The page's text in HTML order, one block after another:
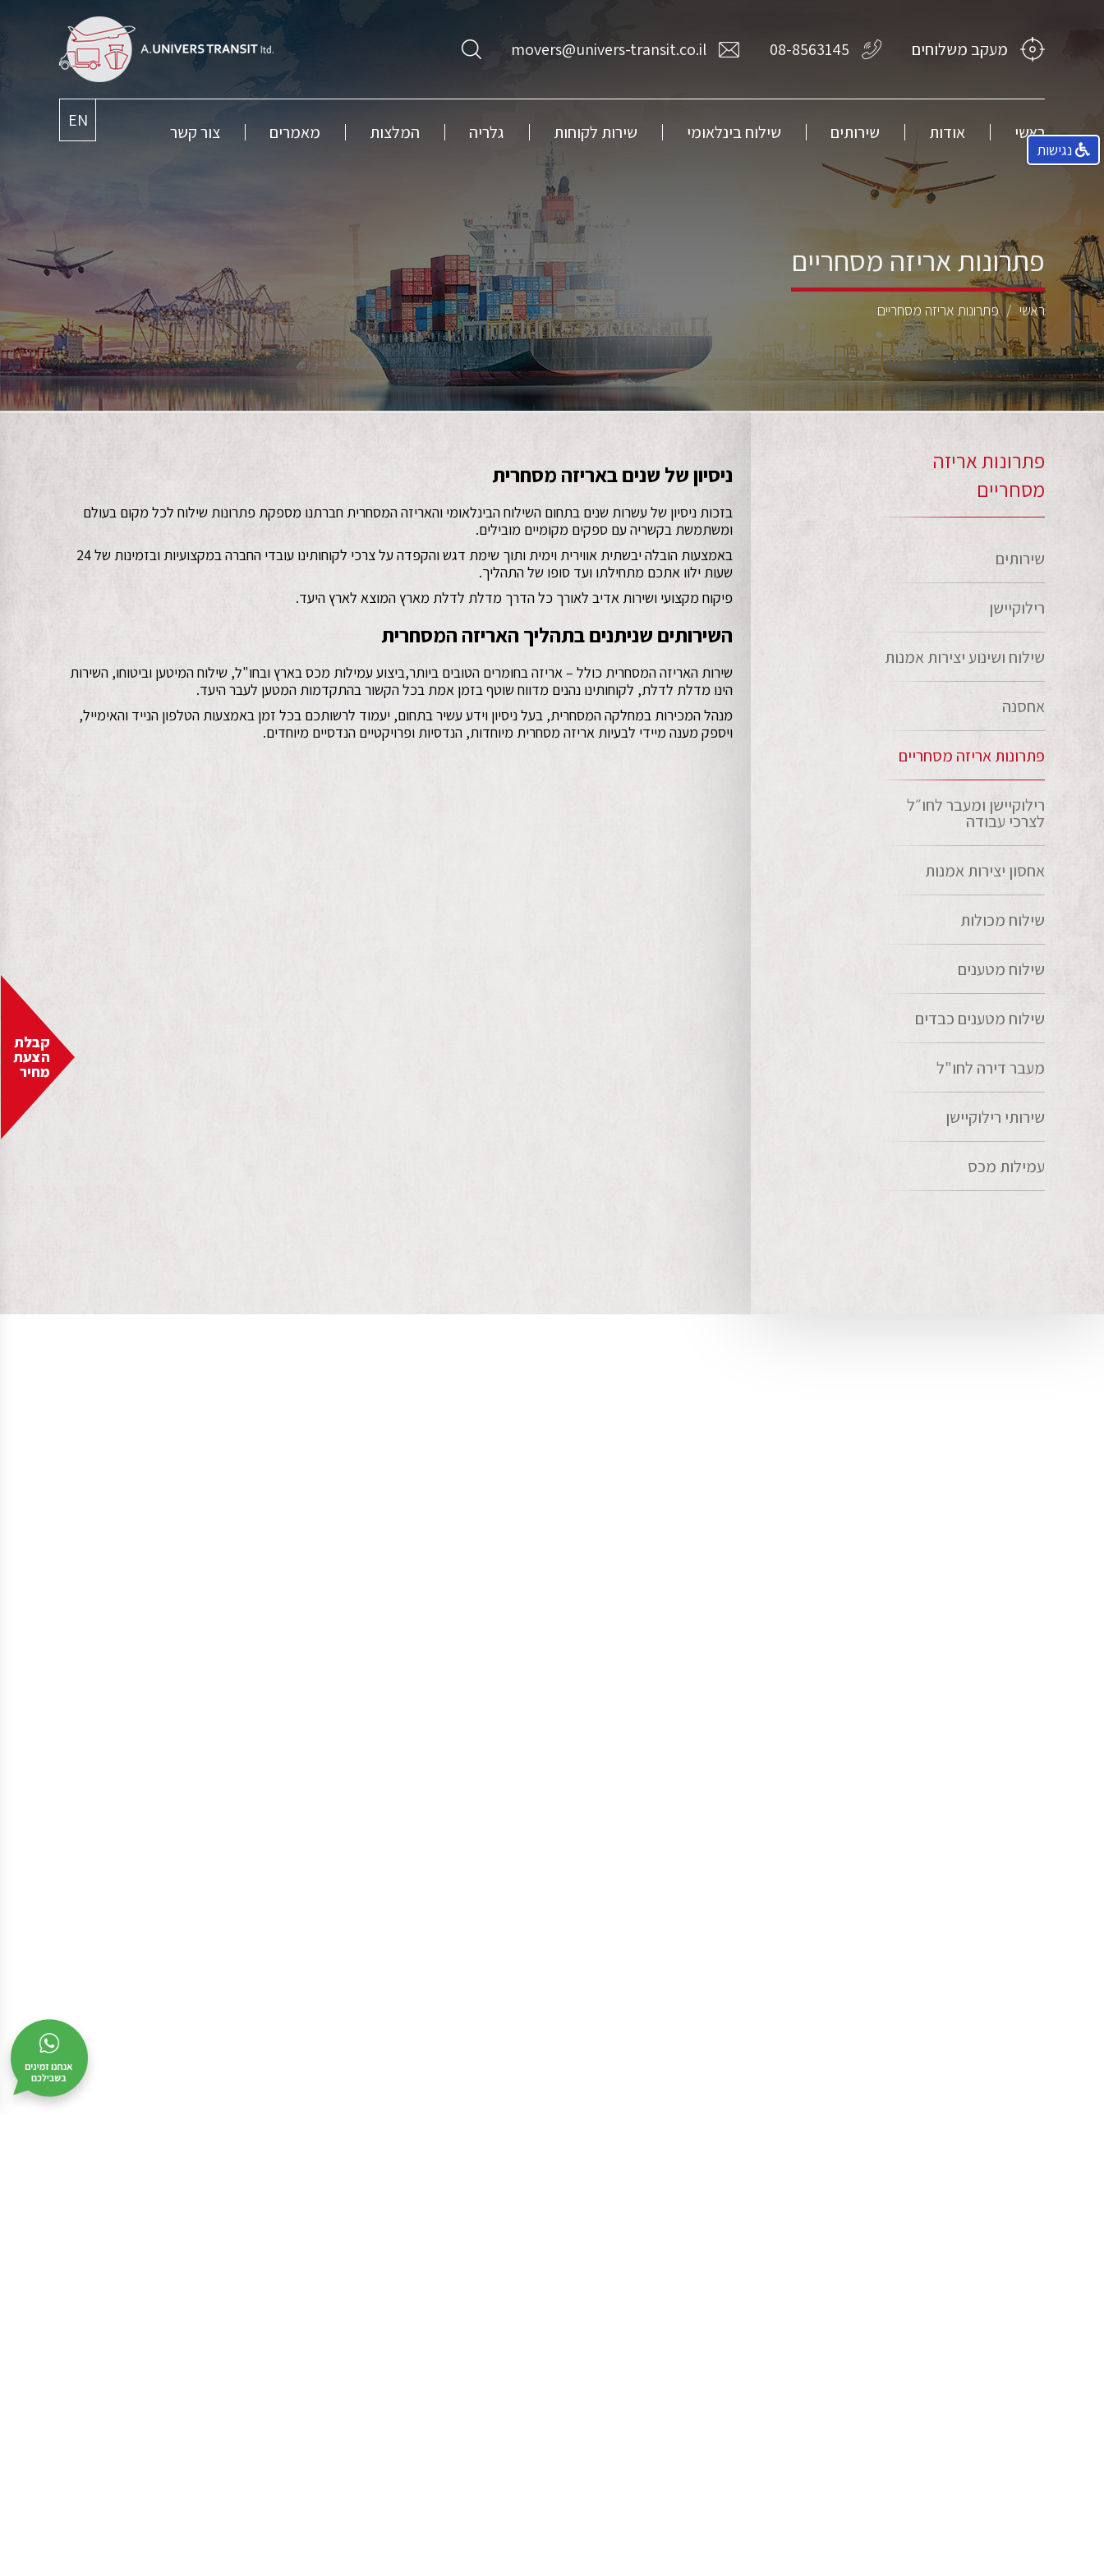
מעקב משלוחים 08-8563145
movers@univers-transit.co.il
ראשי אודות שירותים שילוח בינלאומי שירות לקוחות גלריה המלצות מאמרים צור קשר
EN
פתרונות אריזה מסחריים
ראשי פתרונות אריזה מסחריים
פתרונות אריזה
מסחריים
שירותים
רילוקיישן
שילוח ושינוע יצירות אמנות
אחסנה
פתרונות אריזה מסחריים
רילוקיישן ומעבר לחו״ל
לצרכי עבודה
אחסון יצירות אמנות
שילוח מכולות
שילוח מטענים
שילוח מטענים כבדים
מעבר דירה לחו"ל
שירותי רילוקיישן
עמילות מכס
ניסיון של שנים באריזה מסחרית
בזכות ניסיון של עשרות שנים בתחום השילוח הבינלאומי והאריזה המסחרית חברתנו מספקת פתרונות שילוח לכל מקום בעולם
ומשתמשת בקשריה עם ספקים מקומיים מובילים.
באמצעות הובלה יבשתית אווירית וימית ותוך שימת דגש והקפדה על צרכי לקוחותינו עובדי החברה במקצועיות ובזמינות של 24
שעות ילוו אתכם מתחילתו ועד סופו של התהליך.
פיקוח מקצועי ושירות אדיב לאורך כל הדרך מדלת לדלת מארץ המוצא לארץ היעד.
השירותים שניתנים בתהליך האריזה המסחרית
שירות האריזה המסחרית כולל – אריזה בחומרים הטובים ביותר,ביצוע עמילות מכס בארץ ובחו"ל, שילוח המיטען וביטוחו, השירות
הינו מדלת לדלת, לקוחותינו נהנים מדווח שוטף בזמן אמת בכל הקשור בהתקדמות המטען לעבר היעד.
מנהל המכירות במחלקה המסחרית, בעל ניסיון וידע עשיר בתחום, יעמוד לרשותכם בכל זמן באמצעות הטלפון הנייד והאימייל,
ויספק מענה מיידי לבעיות אריזה מסחרית מיוחדות, הנדסיות ופרויקטיים הנדסיים מיוחדים.
קבלת
הצעת
מחיר
נגישות